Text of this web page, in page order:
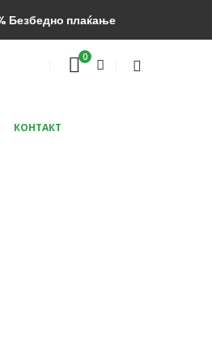
Безбедно плаќање
0
КОНТАКТ